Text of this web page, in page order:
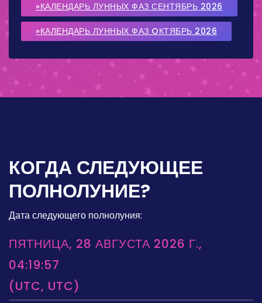
»КАЛЕНДАРЬ ЛУННЫХ ФАЗ СЕНТЯБРЬ 2026
»КАЛЕНДАРЬ ЛУННЫХ ФАЗ OКТЯБРЬ 2026
КОГДА СЛЕДУЮЩЕЕ
ПОЛНОЛУНИЕ?
Дата следующего полнолуния:
ПЯТНИЦА, 28 АВГУСТА 2026 Г.,
04:19:57
(UTC, UTC)